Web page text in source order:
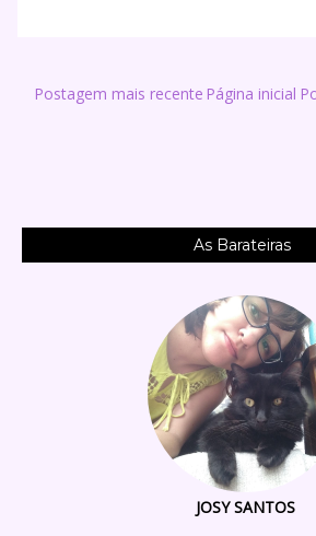
Postagem mais recente Página inicial
As Barateiras
JOSY SANTOS